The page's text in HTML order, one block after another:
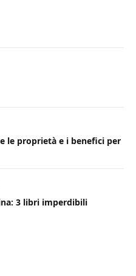
le proprietà e i benefici per
3 libri imperdibili